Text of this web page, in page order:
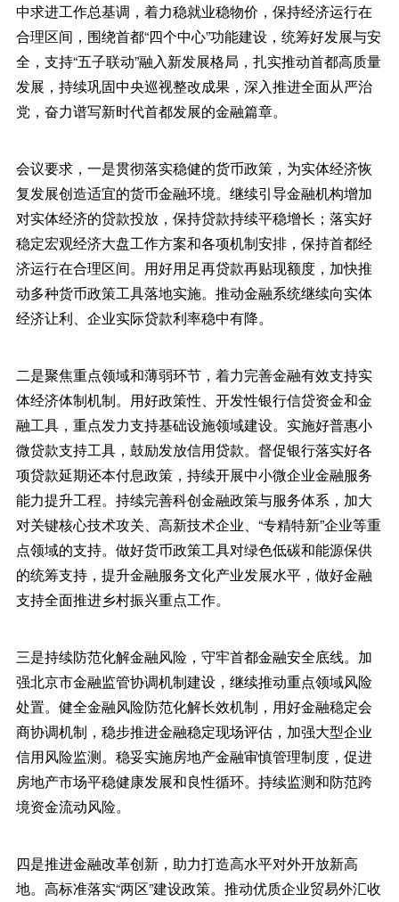
中求进工作总基调，着力稳就业稳物价，保持经济运行在
合理区间，围绕首都“四个中心”功能建设，统筹好发展与安
全，支持“五子联动”融入新发展格局，扎实推动首都高质量
发展，持续巩固中央巡视整改成果，深入推进全面从严治
党，奋力谱写新时代首都发展的金融篇章。
会议要求，一是贯彻落实稳健的货币政策，为实体经济恢
复发展创造适宜的货币金融环境。继续引导金融机构增加
对实体经济的贷款投放，保持贷款持续平稳增长；落实好
稳定宏观经济大盘工作方案和各项机制安排，保持首都经
济运行在合理区间。用好用足再贷款再贴现额度，加快推
动多种货币政策工具落地实施。推动金融系统继续向实体
经济让利、企业实际贷款利率稳中有降。
二是聚焦重点领域和薄弱环节，着力完善金融有效支持实
体经济体制机制。用好政策性、开发性银行信贷资金和金
融工具，重点发力支持基础设施领域建设。实施好普惠小
微贷款支持工具，鼓励发放信用贷款。督促银行落实好各
项贷款延期还本付息政策，持续开展中小微企业金融服务
能力提升工程。持续完善科创金融政策与服务体系，加大
对关键核心技术攻关、高新技术企业、“专精特新”企业等重
点领域的支持。做好货币政策工具对绿色低碳和能源保供
的统筹支持，提升金融服务文化产业发展水平，做好金融
支持全面推进乡村振兴重点工作。
三是持续防范化解金融风险，守牢首都金融安全底线。加
强北京市金融监管协调机制建设，继续推动重点领域风险
处置。健全金融风险防范化解长效机制，用好金融稳定会
商协调机制，稳步推进金融稳定现场评估，加强大型企业
信用风险监测。稳妥实施房地产金融审慎管理制度，促进
房地产市场平稳健康发展和良性循环。持续监测和防范跨
境资金流动风险。
四是推进金融改革创新，助力打造高水平对外开放新高
地。高标准落实“两区”建设政策。推动优质企业贸易外汇收